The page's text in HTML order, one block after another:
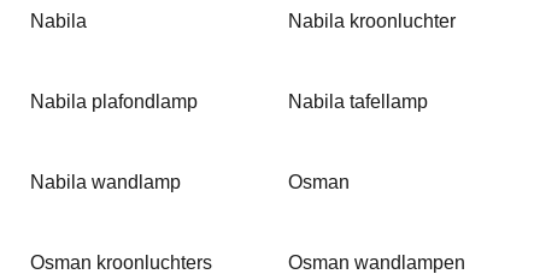
Nabila Nabila kroonluchter
Nabila plafondlamp Nabila tafellamp
Nabila wandlamp Osman
Osman kroonluchters Osman wandlampen